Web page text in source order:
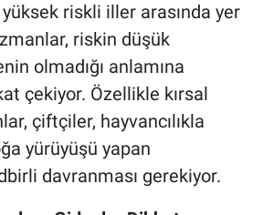
riskli iller arasında yer
riskin düşük
olmadığı anlamına
çekiyor. Özellikle kırsal
çiftçiler, hayvancılıkla
yürüyüşü yapan
davranması gerekiyor.